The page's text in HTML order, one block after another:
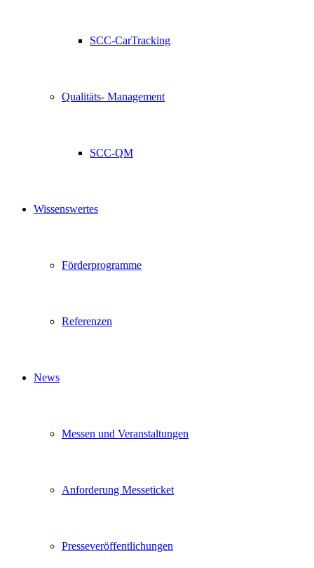
SCC-CarTracking
Qualitäts- Management
SCC-QM
Wissenswertes
Förderprogramme
Referenzen
News
Messen und Veranstaltungen
Anforderung Messeticket
Presseveröffentlichungen